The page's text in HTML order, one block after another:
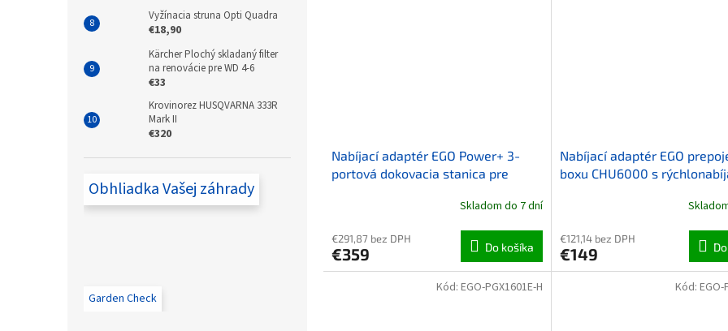
Vyžínacia struna Opti Quadra
€18,90
Kärcher Plochý skladaný filter
na renovácie pre WD 4-6
€33
Krovinorez HUSQVARNA 333R
Mark II
€320
Obhliadka Vašej záhrady
Garden Check
Nabíjací adaptér EGO Power+ 3-
portová dokovacia stanica pre
Skladom do 7 dní
€291,87 bez DPH
€359 Do košíka
Nabíjací adaptér EGO
boxu CHU6000 s
€121,14 bez DPH
€149
Kód: EGO-PGX1601E-H Kód: EGO-